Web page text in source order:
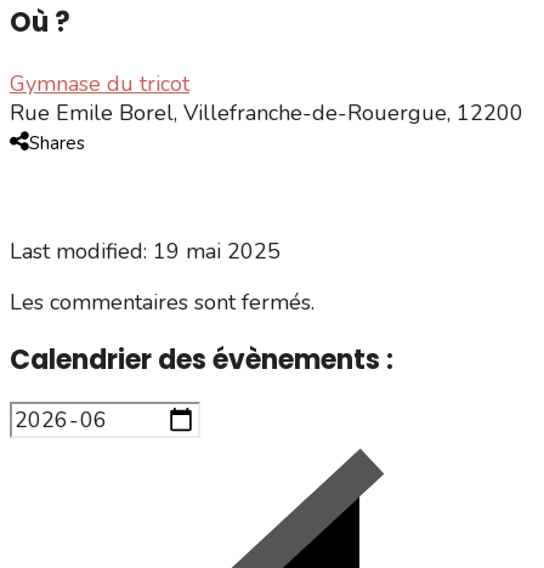
Où ?
Gymnase du tricot
Rue Emile Borel, Villefranche-de-Rouergue, 12200
Shares
Last modified: 19 mai 2025
Les commentaires sont fermés.
Calendrier des évènements :